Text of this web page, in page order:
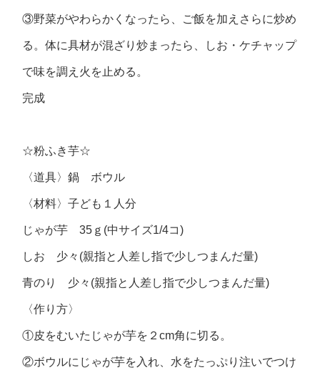
③野菜がやわらかくなったら、ご飯を加えさらに炒め
る。体に具材が混ざり炒まったら、しお・ケチャップ
で味を調え火を止める。
完成
☆粉ふき芋☆
〈道具〉鍋 ボウル
〈材料〉子ども１人分
じゃが芋 35ｇ(中サイズ1/4コ)
しお 少々(親指と人差し指で少しつまんだ量)
青のり 少々(親指と人差し指で少しつまんだ量)
〈作り方〉
①皮をむいたじゃが芋を２cm角に切る。
②ボウルにじゃが芋を入れ、水をたっぷり注いでつけ